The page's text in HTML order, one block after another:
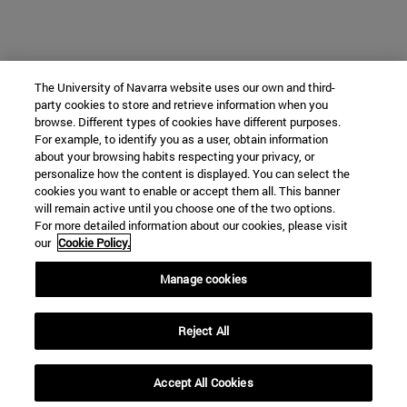
The University of Navarra website uses our own and third-
party cookies to store and retrieve information when you
browse. Different types of cookies have different purposes.
For example, to identify you as a user, obtain information
about your browsing habits respecting your privacy, or
personalize how the content is displayed. You can select the
cookies you want to enable or accept them all. This banner
will remain active until you choose one of the two options.
For more detailed information about our cookies, please visit
our Cookie Policy.
Manage cookies
Reject All
Accept All Cookies